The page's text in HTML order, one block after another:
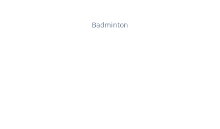
Badminton